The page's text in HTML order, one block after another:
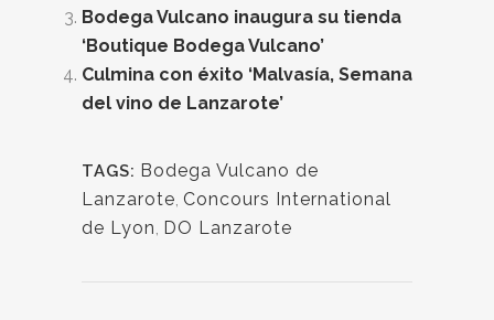
Bodega Vulcano inaugura su tienda
‘Boutique Bodega Vulcano’
Culmina con éxito ‘Malvasía, Semana
del vino de Lanzarote’
TAGS: Bodega Vulcano de
Lanzarote, Concours International
de Lyon, DO Lanzarote